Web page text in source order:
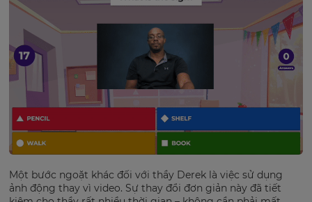
Một bước ngoặt khác đối với thầy Derek là việc sử dụng
ảnh động thay vì video. Sự thay đổi đơn giản này đã tiết